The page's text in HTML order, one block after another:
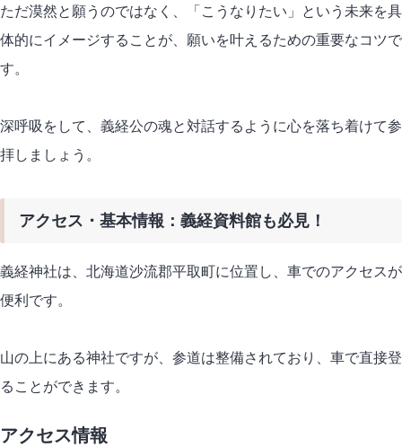
ただ漠然と願うのではなく、「こうなりたい」という未来を具
体的にイメージすることが、願いを叶えるための重要なコツで
す。
深呼吸をして、義経公の魂と対話するように心を落ち着けて参
拝しましょう。
アクセス・基本情報：義経資料館も必見！
義経神社は、北海道沙流郡平取町に位置し、車でのアクセスが
便利です。
山の上にある神社ですが、参道は整備されており、車で直接登
ることができます。
アクセス情報